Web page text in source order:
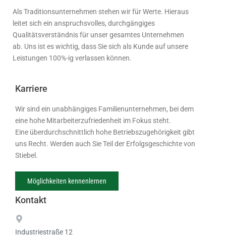
Als Traditionsunternehmen stehen wir für Werte. Hieraus
leitet sich ein anspruchsvolles, durchgängiges
Qualitätsverständnis für unser gesamtes Unternehmen
ab. Uns ist es wichtig, dass Sie sich als Kunde auf unsere
Leistungen 100%-ig verlassen können.
Karriere
Wir sind ein unabhängiges Familienunternehmen, bei dem
eine hohe Mitarbeiterzufriedenheit im Fokus steht.
Eine überdurchschnittlich hohe Betriebszugehörigkeit gibt
uns Recht. Werden auch Sie Teil der Erfolgsgeschichte von
Stiebel.
Möglichkeiten kennenlernen
Kontakt
Industriestraße 12